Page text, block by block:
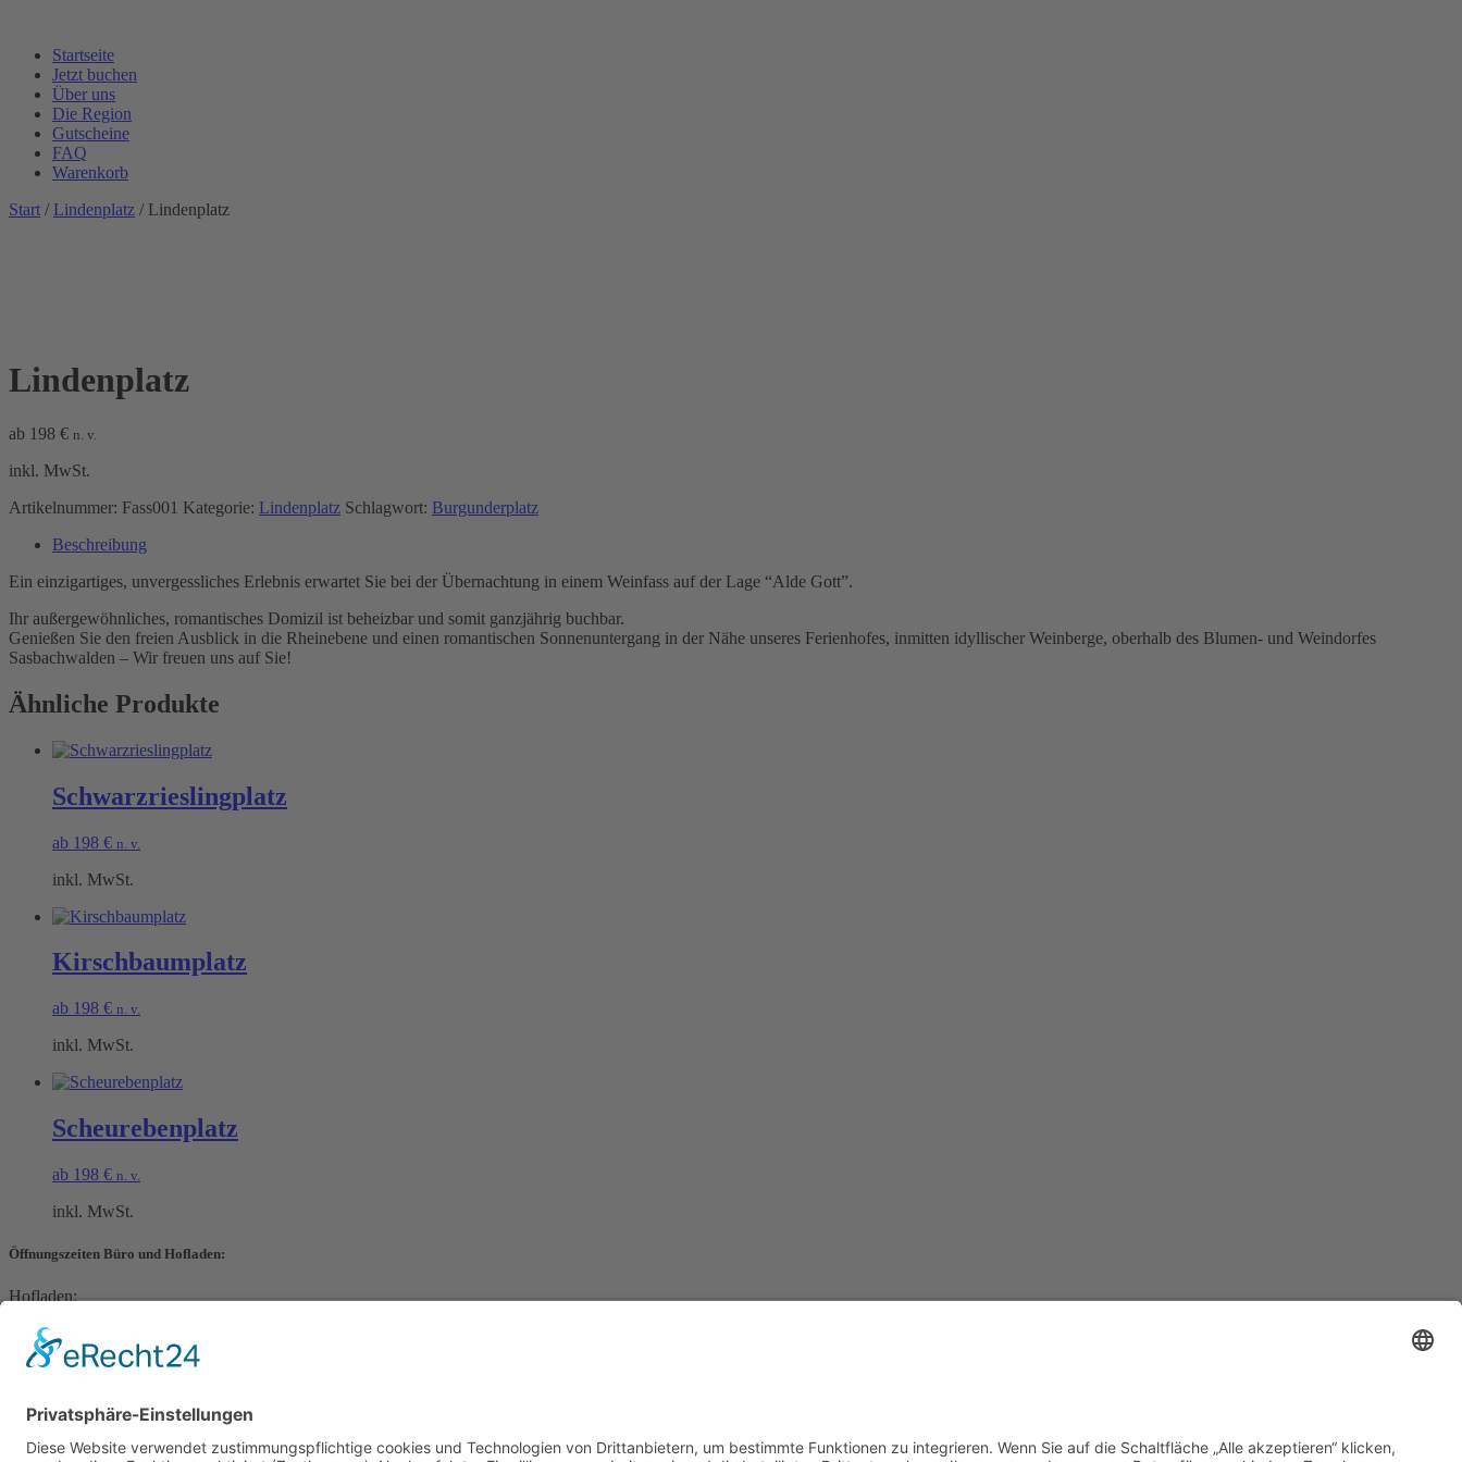
Startseite
Jetzt buchen
Über uns
Die Region
Gutscheine
FAQ
Warenkorb
Start / Lindenplatz / Lindenplatz
Lindenplatz
ab 198 € n. v.
inkl. MwSt.
Artikelnummer: Fass001 Kategorie: Lindenplatz Schlagwort: Burgunderplatz
Beschreibung
Ein einzigartiges, unvergessliches Erlebnis erwartet Sie bei der Übernachtung in einem Weinfass auf der Lage “Alde Gott”.
Ihr außergewöhnliches, romantisches Domizil ist beheizbar und somit ganzjährig buchbar.
Genießen Sie den freien Ausblick in die Rheinebene und einen romantischen Sonnenuntergang in der Nähe unseres Ferienhofes, inmitten idyllischer Weinberge, oberhalb des Blumen- und Weindorfes
Sasbachwalden – Wir freuen uns auf Sie!
Ähnliche Produkte
Schwarzrieslingplatz
ab 198 € n. v.
inkl. MwSt.
Kirschbaumplatz
ab 198 € n. v.
inkl. MwSt.
Scheurebenplatz
ab 198 € n. v.
inkl. MwSt.
Öffnungszeiten Büro und Hofladen:
Hofladen:
Telefonisch erreichen Sie uns:
Montag bis Freitag von 09:00 – 11:30 Uhr
Warenkorb
Kasse
Datenschutzerklärung